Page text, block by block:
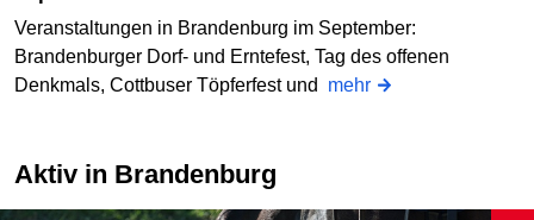
Veranstaltungen in Brandenburg im September:
Brandenburger Dorf- und Erntefest, Tag des offenen
Denkmals, Cottbuser Töpferfest und mehr
Aktiv in Brandenburg